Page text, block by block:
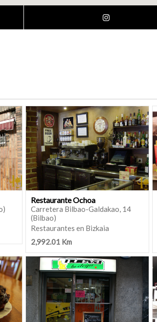
Restaurante Ochoa
Carretera Bilbao-Galdakao, 14
(Bilbao)
Restaurantes en Bizkaia
2,992.01 Km